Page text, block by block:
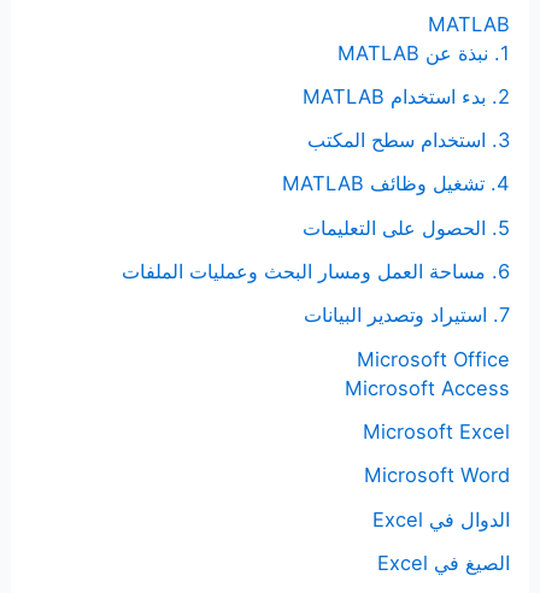
MATLAB
1. نبذة عن MATLAB
2. بدء استخدام MATLAB
3. استخدام سطح المكتب
4. تشغيل وظائف MATLAB
5. الحصول على التعليمات
6. مساحة العمل ومسار البحث وعمليات الملفات
7. استيراد وتصدير البيانات
Microsoft Office
Microsoft Access
Microsoft Excel
Microsoft Word
الدوال في Excel
الصيغ في Excel